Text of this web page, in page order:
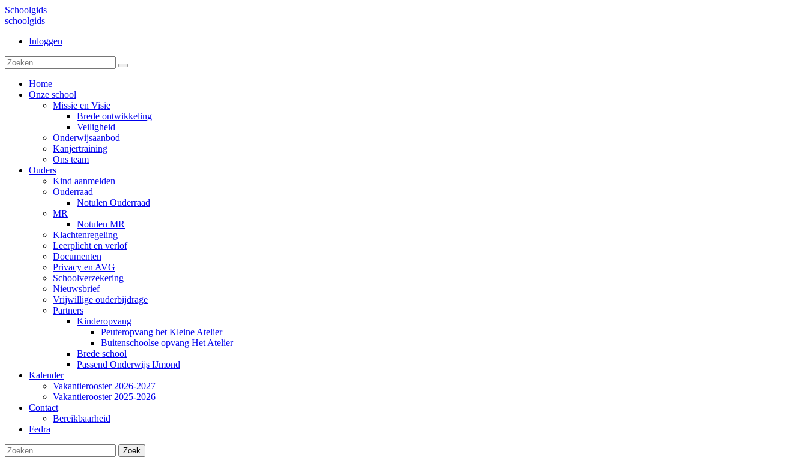
Schoolgids
schoolgids
Inloggen
Home
Onze school
Missie en Visie
Brede ontwikkeling
Veiligheid
Onderwijsaanbod
Kanjertraining
Ons team
Ouders
Kind aanmelden
Ouderraad
Notulen Ouderraad
MR
Notulen MR
Klachtenregeling
Leerplicht en verlof
Documenten
Privacy en AVG
Schoolverzekering
Nieuwsbrief
Vrijwillige ouderbijdrage
Partners
Kinderopvang
Peuteropvang het Kleine Atelier
Buitenschoolse opvang Het Atelier
Brede school
Passend Onderwijs IJmond
Kalender
Vakantierooster 2026-2027
Vakantierooster 2025-2026
Contact
Bereikbaarheid
Fedra
Zoek